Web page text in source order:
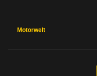
Motorwelt